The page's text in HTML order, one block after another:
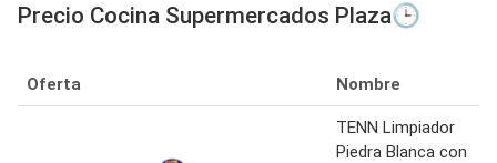
Precio Cocina Supermercados Plaza🕒
Oferta Nombre
TENN Limpiador
Piedra Blanca con